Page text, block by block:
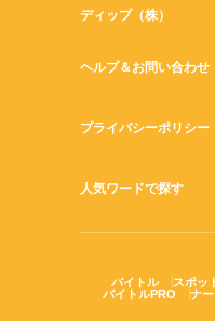
ディップ（株）
ヘルプ＆お問い合わせ
プライバシーポリシー
人気ワードで探す
バイトル スポッ
バイトルPRO
ナ